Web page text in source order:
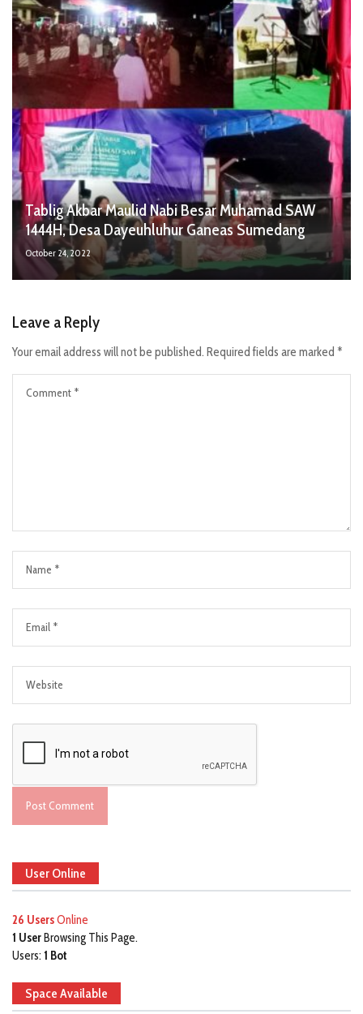
Tablig Akbar Maulid Nabi Besar Muhamad SAW
1444H, Desa Dayeuhluhur Ganeas Sumedang
October 24, 2022
Leave a Reply
Your email address will not be published. Required fields are marked *
User Online
26 UsersOnline
1 UserBrowsing This Page.
Users: 1 Bot
Space Available